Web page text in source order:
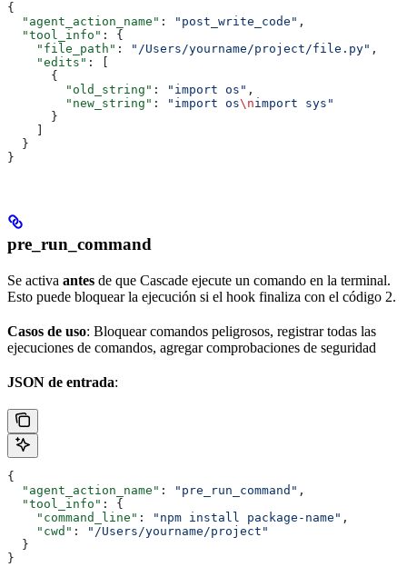
{
  "agent_action_name"
: "post_write_code" ,
  "tool_info"
: {
    "file_path"
: "/Users/yourname/project/file.py" ,
    "edits"
: [
      {
        "old_string"
: "import os" ,
        "new_string"
: "import os\nimport sys"
      }
  }
}
pre_run_command
Se activa antes de que Cascade ejecute un comando en la terminal.
Esto puede bloquear la ejecución si el hook finaliza con el código 2.
Casos de uso: Bloquear comandos peligrosos, registrar todas las
ejecuciones de comandos, agregar comprobaciones de seguridad
JSON de entrada:
{
  "agent_action_name"
: "pre_run_command" ,
  "tool_info"
: {
    "command_line"
: "npm install package-name" ,
    "cwd"
:
"/Users/yourname/project"
  }
}